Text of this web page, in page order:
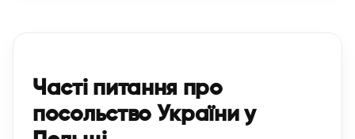
Часті питання про
посольство України у